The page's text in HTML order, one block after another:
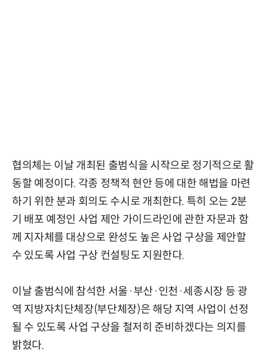
협의체는 이날 개최된 출범식을 시작으로 정기적으로 활
동할 예정이다. 각종 정책적 현안 등에 대한 해법을 마련
하기 위한 분과 회의도 수시로 개최한다. 특히 오는 2분
기 배포 예정인 사업 제안 가이드라인에 관한 자문과 함
께 지자체를 대상으로 완성도 높은 사업 구상을 제안할
수 있도록 사업 구상 컨설팅도 지원한다.
이날 출범식에 참석한 서울·부산·인천·세종시장 등 광
역 지방자치단체장(부단체장)은 해당 지역 사업이 선정
될 수 있도록 사업 구상을 철저히 준비하겠다는 의지를
밝혔다.